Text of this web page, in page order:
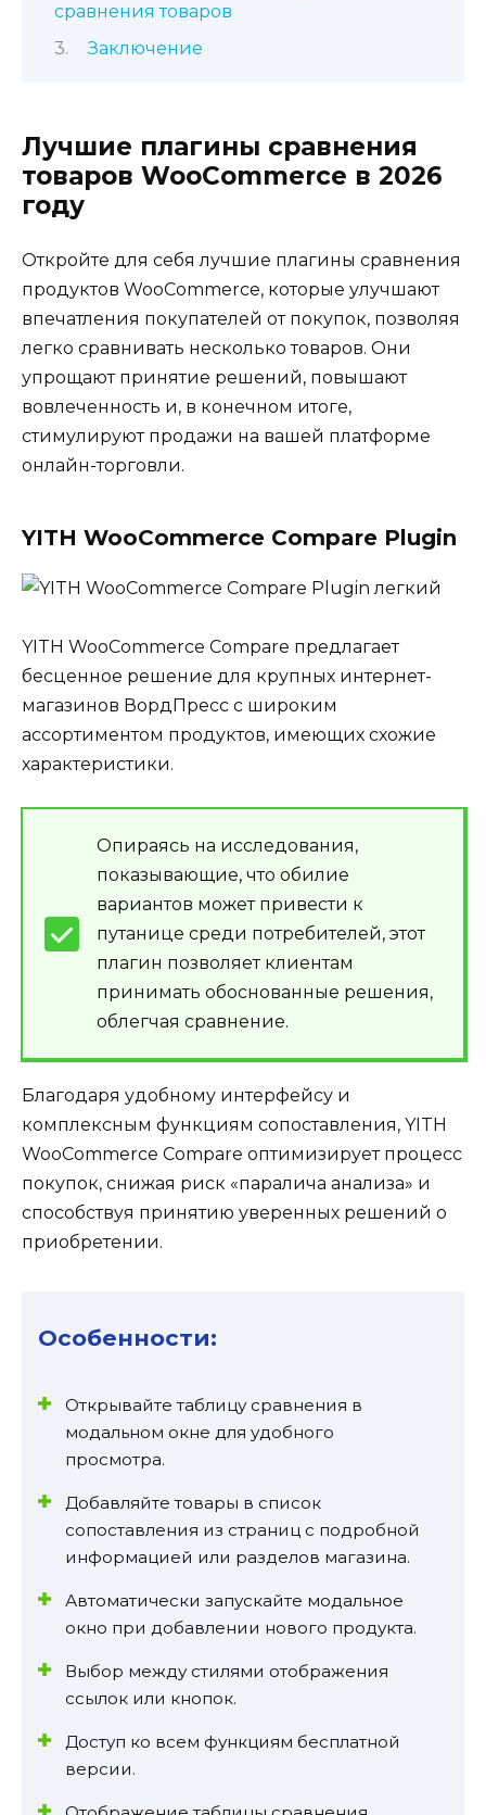
сравнения товаров
Заключение
Лучшие плагины сравнения
товаров WooCommerce в 2026
году
Откройте для себя лучшие плагины сравнения
продуктов WooCommerce, которые улучшают
впечатления покупателей от покупок, позволяя
легко сравнивать несколько товаров. Они
упрощают принятие решений, повышают
вовлеченность и, в конечном итоге,
стимулируют продажи на вашей платформе
онлайн-торговли.
YITH WooCommerce Compare Plugin
YITH WooCommerce Compare предлагает
бесценное решение для крупных интернет-
магазинов ВордПресс с широким
ассортиментом продуктов, имеющих схожие
характеристики.
Опираясь на исследования,
показывающие, что обилие
вариантов может привести к
путанице среди потребителей, этот
плагин позволяет клиентам
принимать обоснованные решения,
облегчая сравнение.
Благодаря удобному интерфейсу и
комплексным функциям сопоставления, YITH
WooCommerce Compare оптимизирует процесс
покупок, снижая риск «паралича анализа» и
способствуя принятию уверенных решений о
приобретении.
Особенности:
Открывайте таблицу сравнения в
модальном окне для удобного
просмотра.
Добавляйте товары в список
сопоставления из страниц с подробной
информацией или разделов магазина.
Автоматически запускайте модальное
окно при добавлении нового продукта.
Выбор между стилями отображения
ссылок или кнопок.
Доступ ко всем функциям бесплатной
версии.